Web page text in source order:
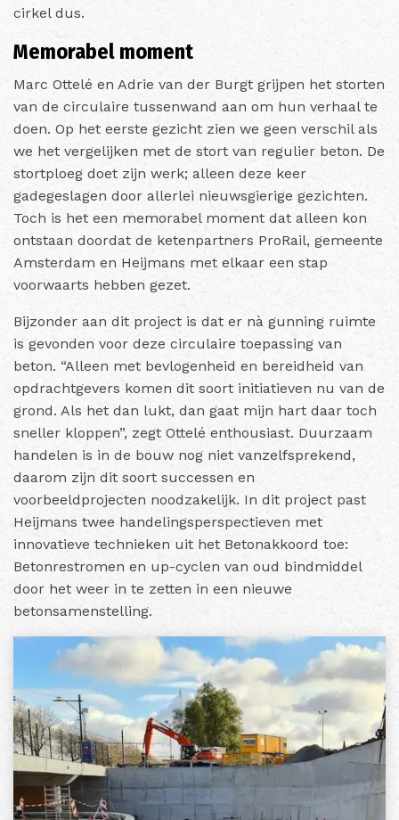
cirkel dus.
Memorabel moment
Marc Ottelé en Adrie van der Burgt grijpen het storten
van de circulaire tussenwand aan om hun verhaal te
doen. Op het eerste gezicht zien we geen verschil als
we het vergelijken met de stort van regulier beton. De
stortploeg doet zijn werk; alleen deze keer
gadegeslagen door allerlei nieuwsgierige gezichten.
Toch is het een memorabel moment dat alleen kon
ontstaan doordat de ketenpartners ProRail, gemeente
Amsterdam en Heijmans met elkaar een stap
voorwaarts hebben gezet.
Bijzonder aan dit project is dat er nà gunning ruimte
is gevonden voor deze circulaire toepassing van
beton. “Alleen met bevlogenheid en bereidheid van
opdrachtgevers komen dit soort initiatieven nu van de
grond. Als het dan lukt, dan gaat mijn hart daar toch
sneller kloppen”, zegt Ottelé enthousiast. Duurzaam
handelen is in de bouw nog niet vanzelfsprekend,
daarom zijn dit soort successen en
voorbeeldprojecten noodzakelijk. In dit project past
Heijmans twee handelingsperspectieven met
innovatieve technieken uit het Betonakkoord toe:
Betonrestromen en up-cyclen van oud bindmiddel
door het weer in te zetten in een nieuwe
betonsamenstelling.